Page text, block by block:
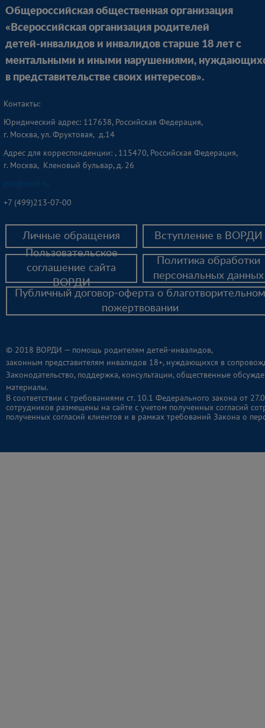
Общероссийская общественная организация
«Всероссийская организация родителей
детей-инвалидов и инвалидов старше 18 лет с
ментальными и иными нарушениями,
в представительстве своих интересов».
Контакты:
Юридический адрес: 117638, Российская Федерация,
г. Москва, ул. Фруктовая, д.14
Адрес для корреспонденции: , 115470, Российская Федерация,
г. Москва, Кленовый бульвар, д. 26
info@vordi.ru
+7 (499)213-07-00
Личные обращения
Вступление в ВОРДИ
Пользовательское
соглашение сайта
ВОРДИ
© 2018 ВОРДИ — помощь родителям детей-инвалидов,
законным представителям инвалидов 18+, нуждающихся в
Законодательство, поддержка, консультации, общественные
материалы.
Политика обработки
персональных данных
Публичный договор-оферта о благотворительном
пожертвовании
В соответствии с требованиями ст. 10.1 Федерального закона от
сотрудников размещены на сайте с учетом полученных согласий
полученных согласий клиентов и в рамках требований Закона о